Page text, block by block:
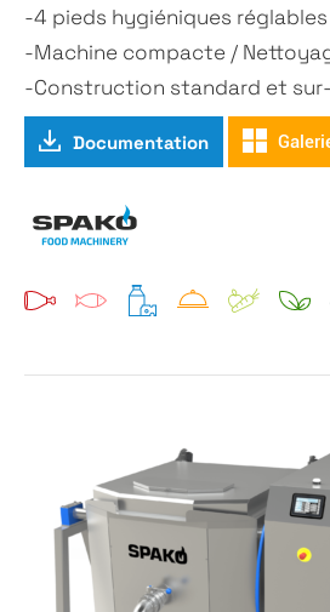
-4 pieds hygiéniques
-Machine compacte /
-Construction standard et
Documentation